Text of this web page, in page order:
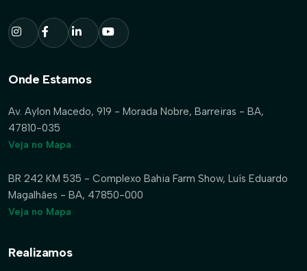
Onde Estamos
Av. Aylon Macedo, 919 - Morada Nobre, Barreiras - BA,
47810-035
Veja no Mapa
BR 242 KM 535 - Complexo Bahia Farm Show, Luís Eduardo
Magalhães - BA, 47850-000
Veja no Mapa
Realizamos